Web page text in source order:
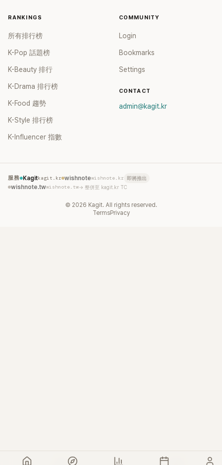
RANKINGS
所有排行榜
K-Pop 話題榜
K-Beauty 排行
K-Drama 排行榜
K-Food 趨勢
K-Style 排行榜
K-Influencer 指數
COMMUNITY
Login
Bookmarks
Settings
CONTACT
admin@kagit.kr
服務 Kagitkagit.kr wishnotewishnote.kr 即將推出
wishnote.twwishnote.tw→ 整併至 kagit.kr TC
© 2026 Kagit. All rights reserved.
TermsPrivacy